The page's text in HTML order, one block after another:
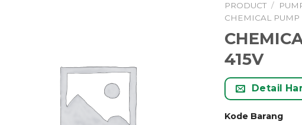
PRODUCT /
CHEMICAL PUMP
415V
Detail
Kode Barang